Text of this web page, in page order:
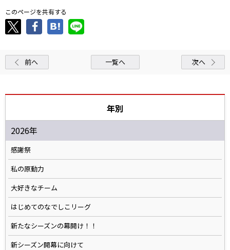
このページを共有する
前へ 一覧へ 次へ
年別
2026年
感謝祭
私の原動力
大好きなチーム
はじめてのなでしこリーグ
新たなシーズンの幕開け！！
新シーズン開幕に向けて